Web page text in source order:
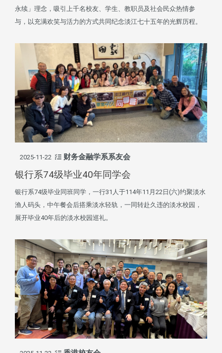
永续」理念，吸引上千名校友、学生、教职员及社会民众热情参
与，以充满欢笑与活力的方式共同纪念淡江七十五年的光辉历程。
2025-11-22 财务金融学系系友会
银行系74级毕业40年同学会
银行系74级毕业同班同学，一行31人于114年11月22日(六)约聚淡水
渔人码头，中午餐会后搭乘淡水轻轨，一同转赴久违的淡水校园，
展开毕业40年后的淡水校园巡礼。